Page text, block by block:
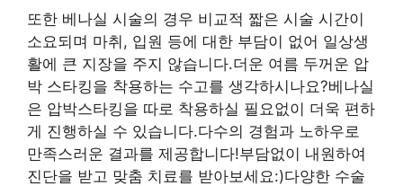
또한 베나실 시술의 경우 비교적 짧은 시술 시간이
소요되며 마취, 입원 등에 대한 부담이 없어 일상생
활에 큰 지장을 주지 않습니다.더운 여름 두꺼운 압
박 스타킹을 착용하는 수고를 생각하시나요?베나실
은 압박스타킹을 따로 착용하실 필요없이 더욱 편하
게 진행하실 수 있습니다.다수의 경험과 노하우로
만족스러운 결과를 제공합니다!부담없이 내원하여
진단을 받고 맞춤 치료를 받아보세요:)다양한 수술